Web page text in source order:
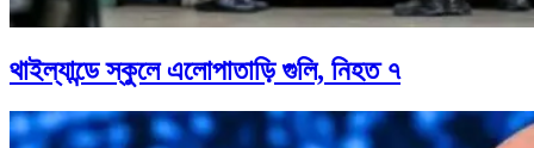
থাইল্যান্ডে স্কুলে এলোপাতাড়ি গুলি, নিহত ৭